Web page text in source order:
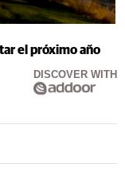
el próximo año
DISCOVER WITH